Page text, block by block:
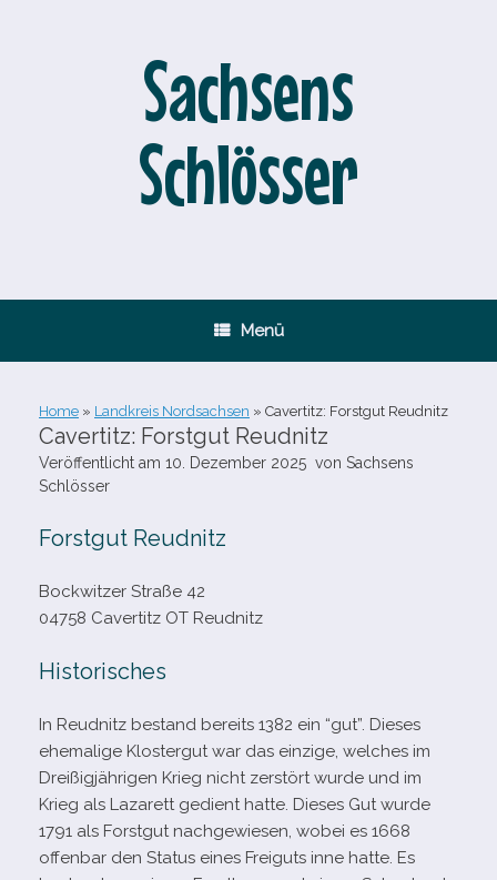
Sachsens
Schlösser
Menü
Home » Landkreis Nordsachsen » Cavertitz: Forstgut Reudnitz
Cavertitz: Forstgut Reudnitz
Veröffentlicht am 10. Dezember 2025 von Sachsens
Schlösser
Forstgut Reudnitz
Bockwitzer Straße 42
04758 Cavertitz OT Reudnitz
Historisches
In Reudnitz bestand bereits 1382 ein “gut”. Dieses
ehe­ma­lige Klostergut war das ein­zige, wel­ches im
Dreißigjährigen Krieg nicht zer­stört wurde und im
Krieg als Lazarett gedient hatte. Dieses Gut wurde
1791 als Forstgut nach­ge­wie­sen, wobei es 1668
offen­bar den Status eines Freiguts inne hatte. Es